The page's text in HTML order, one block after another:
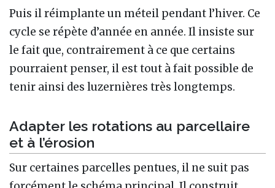
Puis il réimplante un méteil pendant l’hiver. Ce
cycle se répète d’année en année. Il insiste sur
le fait que, contrairement à ce que certains
pourraient penser, il est tout à fait possible de
tenir ainsi des luzernières très longtemps.
Adapter les rotations au parcellaire
et à l’érosion
Sur certaines parcelles pentues, il ne suit pas